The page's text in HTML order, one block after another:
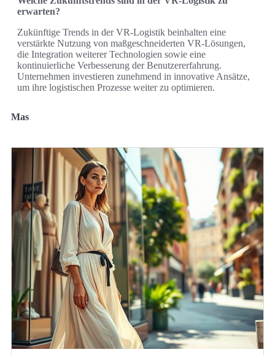
erwarten?
Zukünftige Trends in der VR-Logistik beinhalten eine
verstärkte Nutzung von maßgeschneiderten VR-Lösungen,
die Integration weiterer Technologien sowie eine
kontinuierliche Verbesserung der Benutzererfahrung.
Unternehmen investieren zunehmend in innovative Ansätze,
um ihre logistischen Prozesse weiter zu optimieren.
Mas